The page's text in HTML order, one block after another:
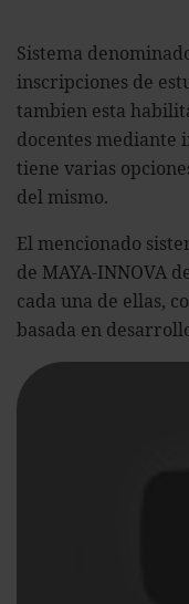
Sistema
inscripciones de
tambien esta
docentes mediante
tiene varias
del mismo.
El mencionado
de MAYA-INNOVA
cada una de ellas,
basada en